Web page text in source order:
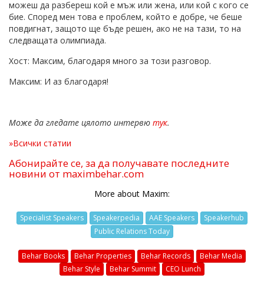
можеш да разбереш кой е мъж или жена, или кой с кого се
бие. Според мен това е проблем, който е добре, че беше
повдигнат, защото ще бъде решен, ако не на тази, то на
следващата олимпиада.
Хост: Максим, благодаря много за този разговор.
Максим: И аз благодаря!
Може да гледате цялото интервю тук.
»Всички статии
Абонирайте се, за да получавате последните
новини от maximbehar.com
More about Maxim:
Specialist Speakers Speakerpedia AAE Speakers
Speakerhub
Public Relations Today
Behar Books Behar Properties Behar Records
Behar Media
Behar Style
Behar Summit CEO Lunch